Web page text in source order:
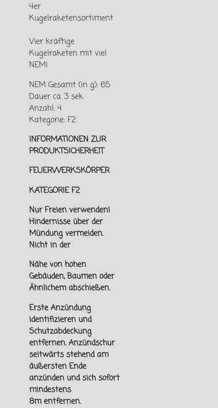
4er
Kugelraketensortiment
Vier kräftige
Kugelraketen mit viel
NEM!
NEM Gesamt (in g): 65
Dauer ca. 3 sek
Anzahl: 4
Kategorie: F2
INFORMATIONEN ZUR
PRODUKTSICHERHEIT
FEUERWERKSKÖRPER
KATEGORIE F2
Nur Freien verwenden!
Hindernisse über der
Mündung vermeiden.
Nicht in der
Nähe von hohen
Gebäuden, Baumen oder
Ähnlichem abschießen.
Erste Anzündung
identifizieren und
Schutzabdeckung
entfernen. Anzündschur
seitwärts stehend am
äußersten Ende
anzünden und sich sofort
mindestens
8m entfernen.